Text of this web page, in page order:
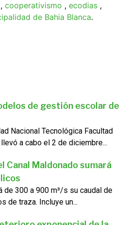
, cooperativismo , ecodias ,
de Bahia Blanca.
de gestión escolar de
Nacional Tecnológica Facultad
a cabo el 2 de diciembre...
Canal Maldonado sumará
de 300 a 900 m³/s su caudal de
de traza. Incluye un...